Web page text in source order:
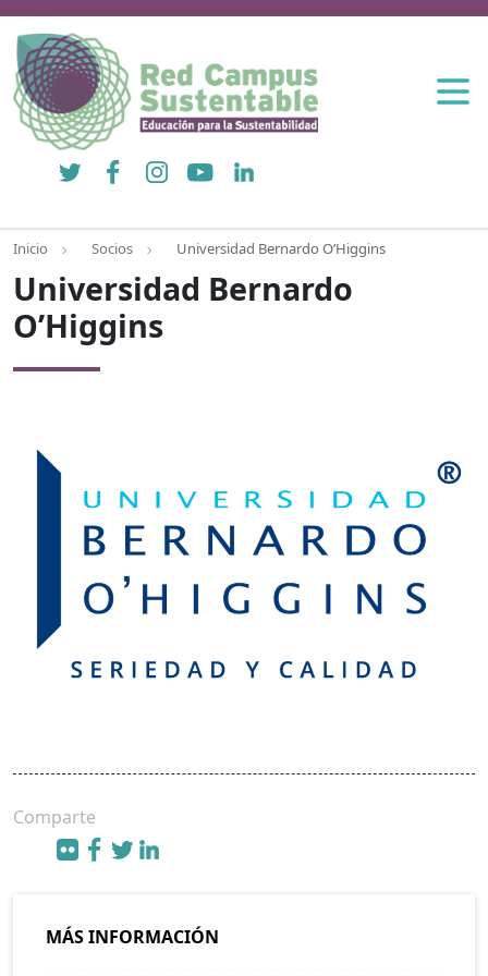
Twitter FacebookInstagramYouTubeLinkedIn
Inicio Socios Universidad Bernardo O’Higgins
Universidad Bernardo
O’Higgins
Comparte
MÁS INFORMACIÓN